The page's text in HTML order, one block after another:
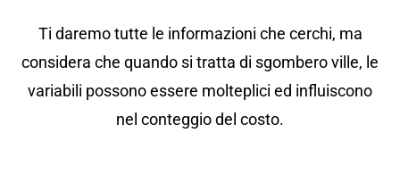
Ti daremo tutte le informazioni che cerchi, ma
considera che quando si tratta di sgombero ville, le
variabili possono essere molteplici ed influiscono
nel conteggio del costo.